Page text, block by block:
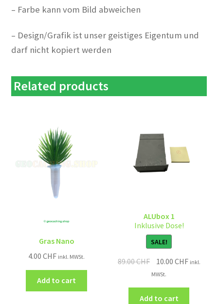
– Farbe kann vom Bild abweichen
– Design/Grafik ist unser geistiges Eigentum und
darf nicht kopiert werden
Related products
Gras Nano
4.00CHF inkl. MWSt.
Add to cart
ALUbox 1
Inklusive Dose!
SALE!
89.00CHF 10.00 CHF inkl.
MWSt.
Add to cart